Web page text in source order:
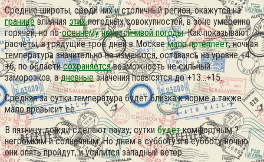
Средние широты, среди них и столичный регион, окажутся на
границевлияния этихпогодных совокупностей, в зоне умеренно
горячей, но по-осеннему неустойчивой погоды. Как показывают
расчеты, в грядущие трое дней в Москвемало потеплеет, ночная
температура значительно не изменится, оставаясь на уровне +4…
+6, по областисохраняетсявозможность не сильный
заморозков, адневныезначения повысятся до +13…+15.
Средняя за сутки температура будет близка к норме а также
мало превысит ее.
В пятницу дожди сделают паузу, сутки будеткомфортным ?
негромким и солнечным. Но днем в субботу и в субботу ночью
они опять пройдут, и усилится западный ветер.